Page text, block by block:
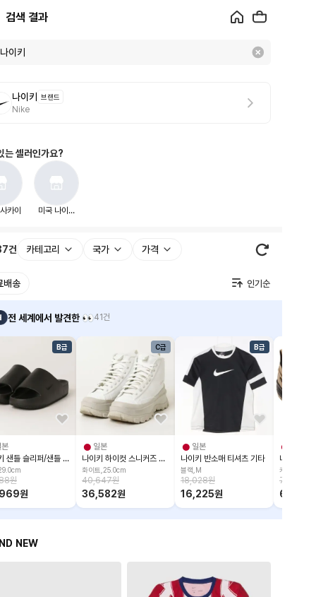
검색 결과
나이키 브랜드
Nike
는 셀러인가요?
카이
미국 나이키
건 카테고리 국가 가격
배송
전 세계에서 발견한 👀41건
B급
나이키 샌들 슬리퍼/샌들 11-33-0281-489
원
원
C급
일본
나이키 하이컷 스니커즈 스니커즈/운동화 688551-0002
화이트,25.0cm
40,647원
36,582원
B급
일본
나이키 반소매 티셔츠 기타
블랙,M
18,028원
16,225원
카키
75,112
67,600
NEW